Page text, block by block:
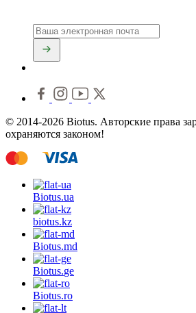
© 2014-2026 Biotus. Авторские права
охраняются законом!
Biotus.ua
biotus.kz
Biotus.md
Biotus.ge
Biotus.ro